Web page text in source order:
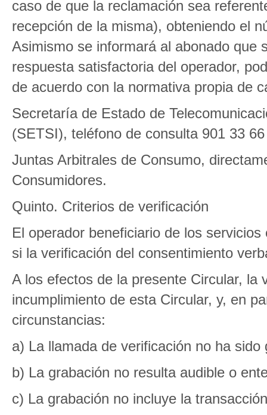
caso de que la reclamación sea
recepción de la misma), obteniendo el
Asimismo se informará al abonado que
respuesta satisfactoria del operador,
de acuerdo con la normativa propia de
Secretaría de Estado de
(SETSI), teléfono de consulta 901 33
Juntas Arbitrales de Consumo,
Consumidores.
Quinto. Criterios de verificación
El operador beneficiario de los
si la verificación del consentimiento
A los efectos de la presente Circular, la
incumplimiento de esta Circular, y, en
circunstancias:
a) La llamada de verificación no ha sido
b) La grabación no resulta audible o
c) La grabación no incluye la